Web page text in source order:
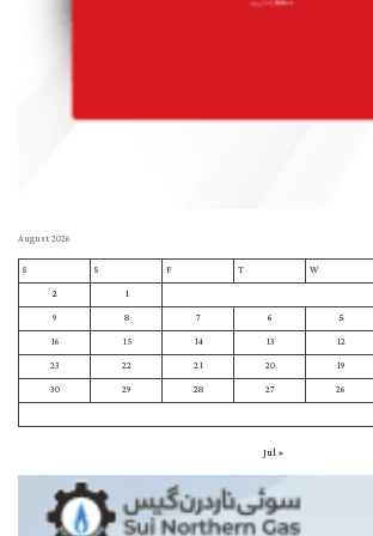
August 2026
W
T
F
S
S
1
2
5
6
7
8
9
12
13
14
15
16
19
20
21
22
23
26
27
28
29
30
« Jul